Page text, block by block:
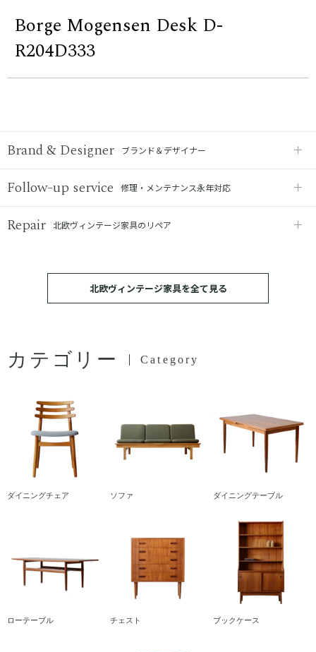
Borge Mogensen Desk D-
R204D333
Brand & Designer ブランド＆デザイナー
Follow-up service 修理・メンテナンス永年対応
Repair 北欧ヴィンテージ家具のリペア
北欧ヴィンテージ家具を全て見る
カテゴリー Category
ダイニングチェア ソファ ダイニングテーブル
ローテーブル チェスト ブックケース